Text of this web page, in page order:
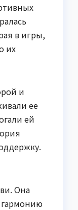
в игры,
их
и
ее
ей
Она
гармонию